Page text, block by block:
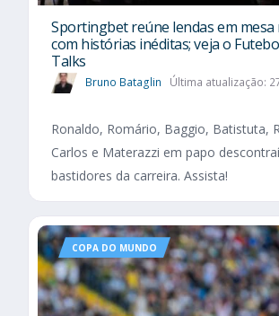
Sportingbet reúne lendas em mesa
com histórias inéditas; veja o
Talks
Bruno Bataglin Última atualização:
Ronaldo, Romário, Baggio, Batistuta,
Carlos e Materazzi em papo
bastidores da carreira. Assista!
COPA DO MUNDO